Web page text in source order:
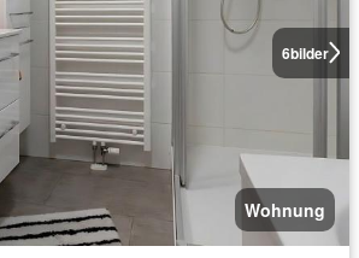
6bilder
Wohnung